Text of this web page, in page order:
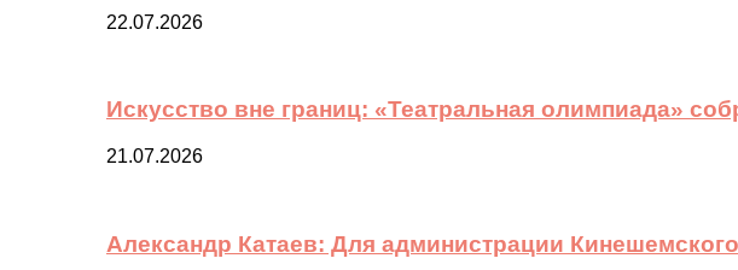
22.07.2026
Искусство вне границ: «Театральная олимпиада»
21.07.2026
Александр Катаев: Для администрации